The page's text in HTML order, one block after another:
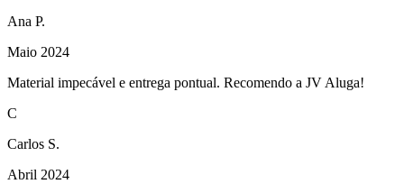
Ana P.
Maio 2024
Material impecável e entrega pontual. Recomendo a JV Aluga!
C
Carlos S.
Abril 2024